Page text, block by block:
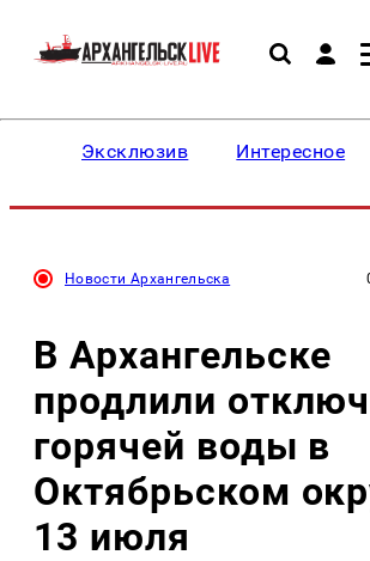
Эксклюзив Интересное
Новости Архангельска
В Архангельске
продлили
горячей воды в
Октябрьском
13 июля